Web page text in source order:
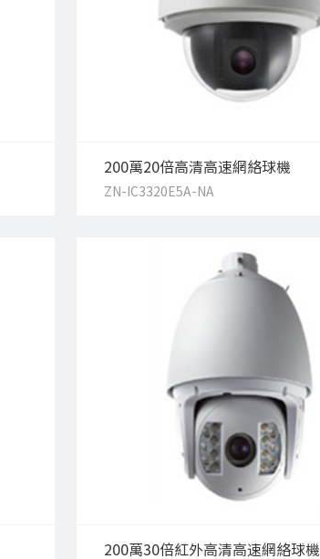
200萬20倍高清高速網絡球機
ZN-IC3320E5A-NA
200萬30倍紅外高清高速網絡球機